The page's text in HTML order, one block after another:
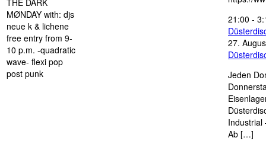
THE DARK
MØNDAY with: djs
neue k & lichene
free entry from 9-
10 p.m. -quadratic
wave- flexi pop
post punk
21:00 -
27.
Jeden
Industrial
Ab […]